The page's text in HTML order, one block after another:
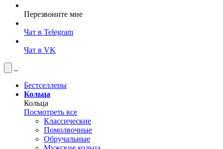
Перезвоните мне
Чат в Telegram
Чат в VK
Бестселлеры
Кольца
Кольца
Посмотреть все
Классические
Помолвочные
Обручальные